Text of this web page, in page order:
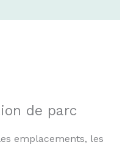
de parc
emplacements, les